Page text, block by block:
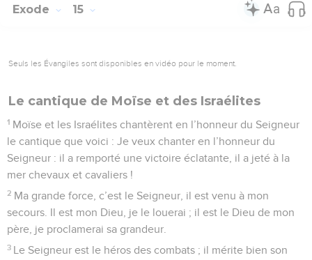
Exode 15
Seuls les Évangiles sont disponibles en vidéo pour le moment.
Le cantique de Moïse et des Israélites
1 Moïse et les Israélites chantèrent en l’honneur du Seigneur
le cantique que voici : Je veux chanter en l’honneur du
Seigneur : il a remporté une victoire éclatante, il a jeté à la
mer chevaux et cavaliers !
2 Ma grande force, c’est le Seigneur, il est venu à mon
secours. Il est mon Dieu, je le louerai ; il est le Dieu de mon
père, je proclamerai sa grandeur.
3 Le Seigneur est le héros des combats ; il mérite bien son